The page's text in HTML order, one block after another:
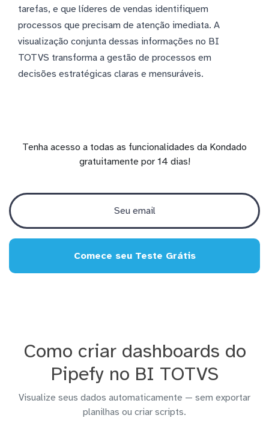
tarefas, e que líderes de vendas identifiquem
processos que precisam de atenção imediata. A
visualização conjunta dessas informações no BI
TOTVS transforma a gestão de processos em
decisões estratégicas claras e mensuráveis.
Tenha acesso a todas as funcionalidades da Kondado
gratuitamente por 14 dias!
Comece seu Teste Grátis
Como criar dashboards do
Pipefy no BI TOTVS
Visualize seus dados automaticamente — sem exportar
planilhas ou criar scripts.